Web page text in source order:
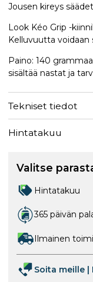
Jousen kireys
Look Kéo Grip -
Kelluvuutta voidaan
Paino: 140
sisältää nastat ja
Tekniset tiedot
Hintatakuu
Valitse
Hintatakuu
365 päivän
Ilmainen
Soita meille |